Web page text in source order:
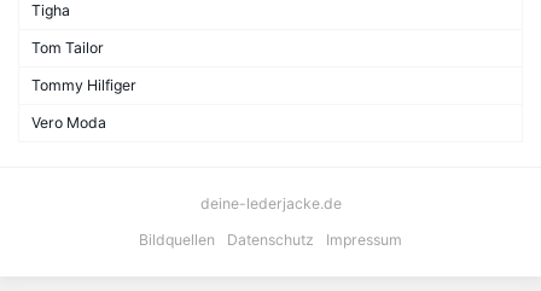
Tigha
Tom Tailor
Tommy Hilfiger
Vero Moda
deine-lederjacke.de
Bildquellen
Datenschutz Impressum